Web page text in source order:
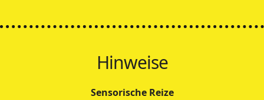
Hinweise
Sensorische Reize